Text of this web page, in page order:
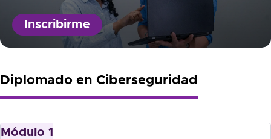
Inscribirme
Diplomado en Ciberseguridad
Módulo 1